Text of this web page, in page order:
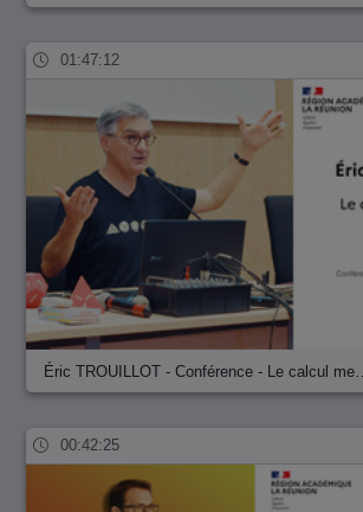
01:47:12
Éric TROUILLOT - Conférence - Le calcul me…
00:42:25